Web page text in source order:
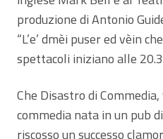
produzione di Antonio
“L’e’ dmèi puser ed vèin
spettacoli iniziano alle
Che Disastro di
commedia nata in un pub
riscosso un successo